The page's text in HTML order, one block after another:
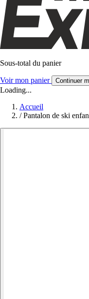
Sous-total du panier
Voir mon panier Continuer
Loading...
Accueil
/ Pantalon de ski